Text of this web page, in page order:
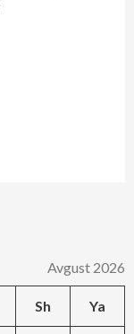
Avgust 2026
Sh Ya